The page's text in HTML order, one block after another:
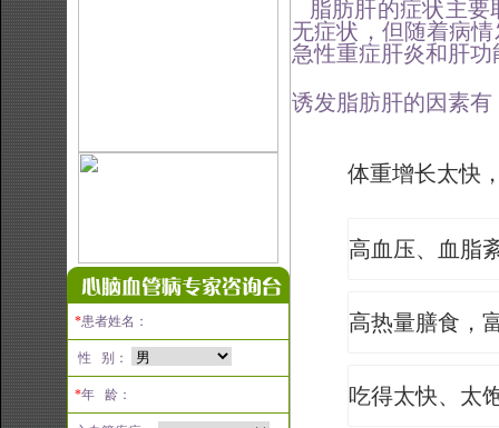
*患者姓名：
性 别：
*年 龄：
脂肪肝的症状主要
无症状，但随着病
急性重症肝炎和肝
诱发脂肪肝的因素有
体重增长太快
高血压、血脂
高热量膳食，
吃得太快、太